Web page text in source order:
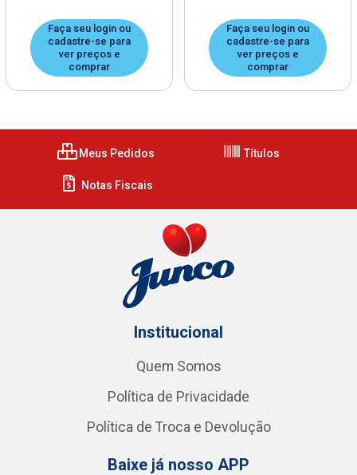
Faça seu login ou
cadastre-se para
ver preços e
comprar
Faça seu login ou
cadastre-se para
ver preços e
comprar
Meus Pedidos Títulos
Notas Fiscais
Institucional
Quem Somos
Política de Privacidade
Política de Troca e Devolução
Baixe já nosso APP